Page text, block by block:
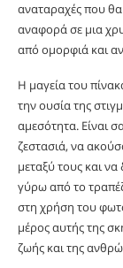
αναταραχές που θα
αναφορά σε μια
από ομορφιά και
Η μαγεία του
την ουσία της
αμεσότητα. Είναι
ζεστασιά, να
μεταξύ τους και
γύρω από το
στη χρήση του
μέρος αυτής της
ζωής και της